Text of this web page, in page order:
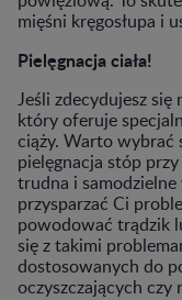
mięśni kręgosłupa i
Pielęgnacja ciała!
Jeśli zdecydujesz się
który oferuje
ciąży. Warto wybrać
pielęgnacja stóp
trudna i
przysparzać Ci
powodować trądzik
się z takimi
dostosowanych do
oczyszczających czy